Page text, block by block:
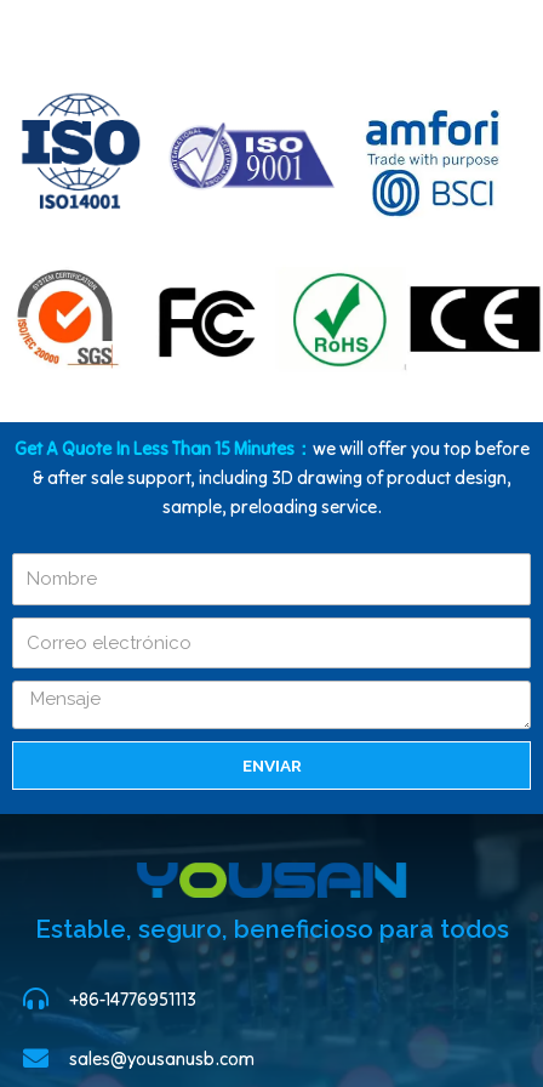
Get A Quote In Less Than 15 Minutes： we will offer you top before
& after sale support, including 3D drawing of product design,
sample, preloading service.
ENVIAR
Estable, seguro, beneficioso para todos
+86-14776951113
sales@yousanusb.com